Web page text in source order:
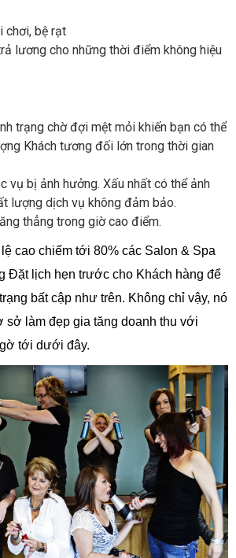
chơi, bệ rạt
lương cho những thời điểm không hiệu
trạng chờ đợi mệt mỏi khiến bạn có thể
Khách tương đối lớn trong thời gian
vụ bị ảnh hưởng. Xấu nhất có thể ảnh
lượng dịch vụ không đảm bảo.
thẳng trong giờ cao điểm.
cao chiếm tới 80% các Salon & Spa
Đặt lịch hẹn trước cho Khách hàng để
bất cập như trên. Không chỉ vậy, nó
sở làm đẹp gia tăng doanh thu với
tới dưới đây.